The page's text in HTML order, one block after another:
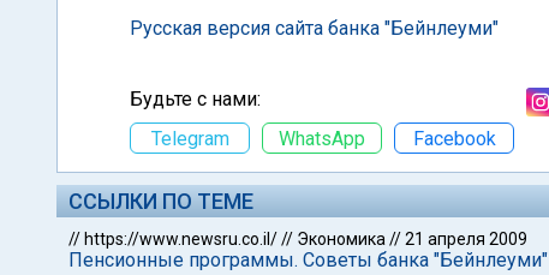
Русская версия сайта банка "Бейнлеуми"
Будьте с нами:
Telegram
WhatsApp Facebook
ССЫЛКИ ПО ТЕМЕ
// https://www.newsru.co.il/// Экономика //21 апреля 2009
Пенсионные программы. Советы банка "Бейнлеуми"